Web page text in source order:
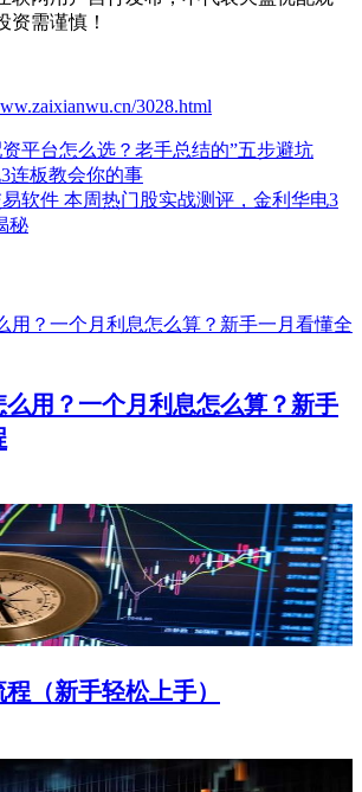
资需谨慎！
3028.html
平台怎么选？老手总结的”五步避坑
连板教会你的事
软件 本周热门股实战测评，金利华电3
秘
用？一个月利息怎么算？新手
（新手轻松上手）